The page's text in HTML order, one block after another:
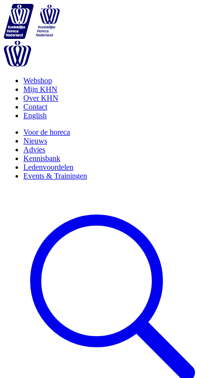
Webshop
Mijn KHN
Over KHN
Contact
English
Voor de horeca
Nieuws
Advies
Kennisbank
Ledenvoordelen
Events & Trainingen